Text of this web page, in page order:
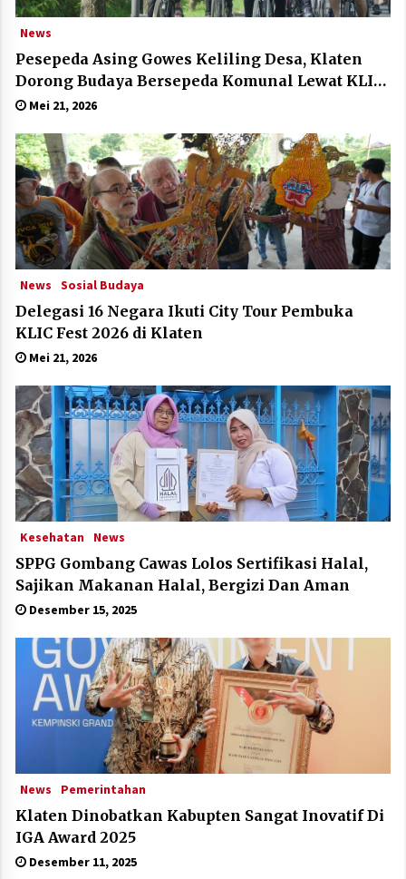
News
Pesepeda Asing Gowes Keliling Desa, Klaten
Dorong Budaya Bersepeda Komunal Lewat KLIC
Fest 2026
Mei 21, 2026
News Sosial Budaya
Delegasi 16 Negara Ikuti City Tour Pembuka
KLIC Fest 2026 di Klaten
Mei 21, 2026
Kesehatan News
SPPG Gombang Cawas Lolos Sertifikasi Halal,
Sajikan Makanan Halal, Bergizi Dan Aman
Desember 15, 2025
News Pemerintahan
Klaten Dinobatkan Kabupten Sangat Inovatif Di
IGA Award 2025
Desember 11, 2025